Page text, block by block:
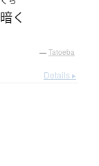
暗く
— Tatoeba
Details ▸